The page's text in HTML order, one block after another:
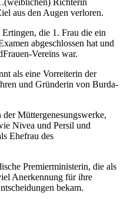
aus den Augen verloren.
die 1. Frau die ein
abgeschlossen hat und
Vereins war.
als eine Vorreiterin der
und Gründerin von Burda-
Müttergenesungswerke,
Nivea und Persil und
Ehefrau des
Premierministerin, die als
Anerkennung für ihre
bekam.